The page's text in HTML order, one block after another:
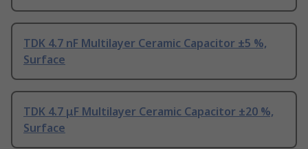
TDK 4.7 nF Multilayer Ceramic Capacitor ±5 %,
Surface
TDK 4.7 μF Multilayer Ceramic Capacitor ±20 %,
Surface